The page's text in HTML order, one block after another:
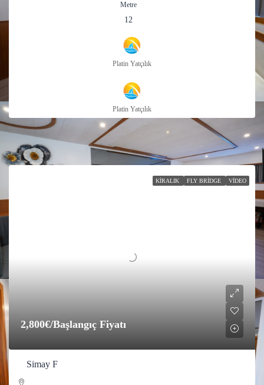
Metre
12
Platin Yatçılık
Platin Yatçılık
KIRALIK FLY BRIDGE VIDEO
2,800€/Başlangıç Fiyatı
Simay F